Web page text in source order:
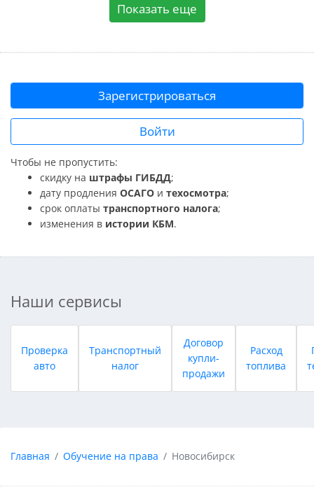
Показать еще
Зарегистрироваться
Войти
Чтобы не пропустить:
скидку на штрафы ГИБДД;
дату продления ОСАГО и техосмотра;
срок оплаты транспортного налога;
изменения в истории КБМ.
Наши сервисы
Проверка
авто
Транспортный
налог
Договор
купли-
продажи
Расход
топлива
Главная Обучение на права Новосибирск